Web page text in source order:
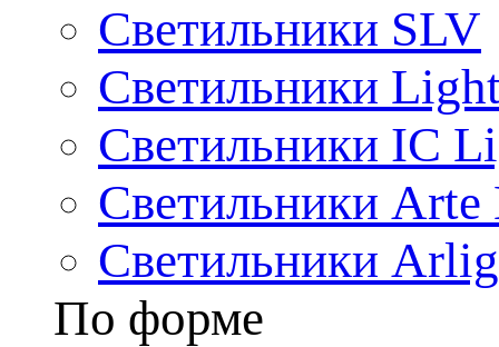
Светильники SLV
Светильники
Светильники IC
Светильники Arte
Светильники
По форме